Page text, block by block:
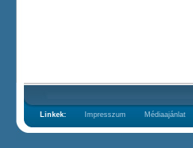
Linkek: Impresszum Médiaajánlat